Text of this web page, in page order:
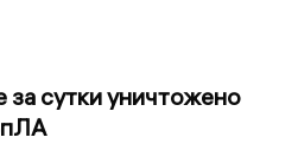
сутки уничтожено